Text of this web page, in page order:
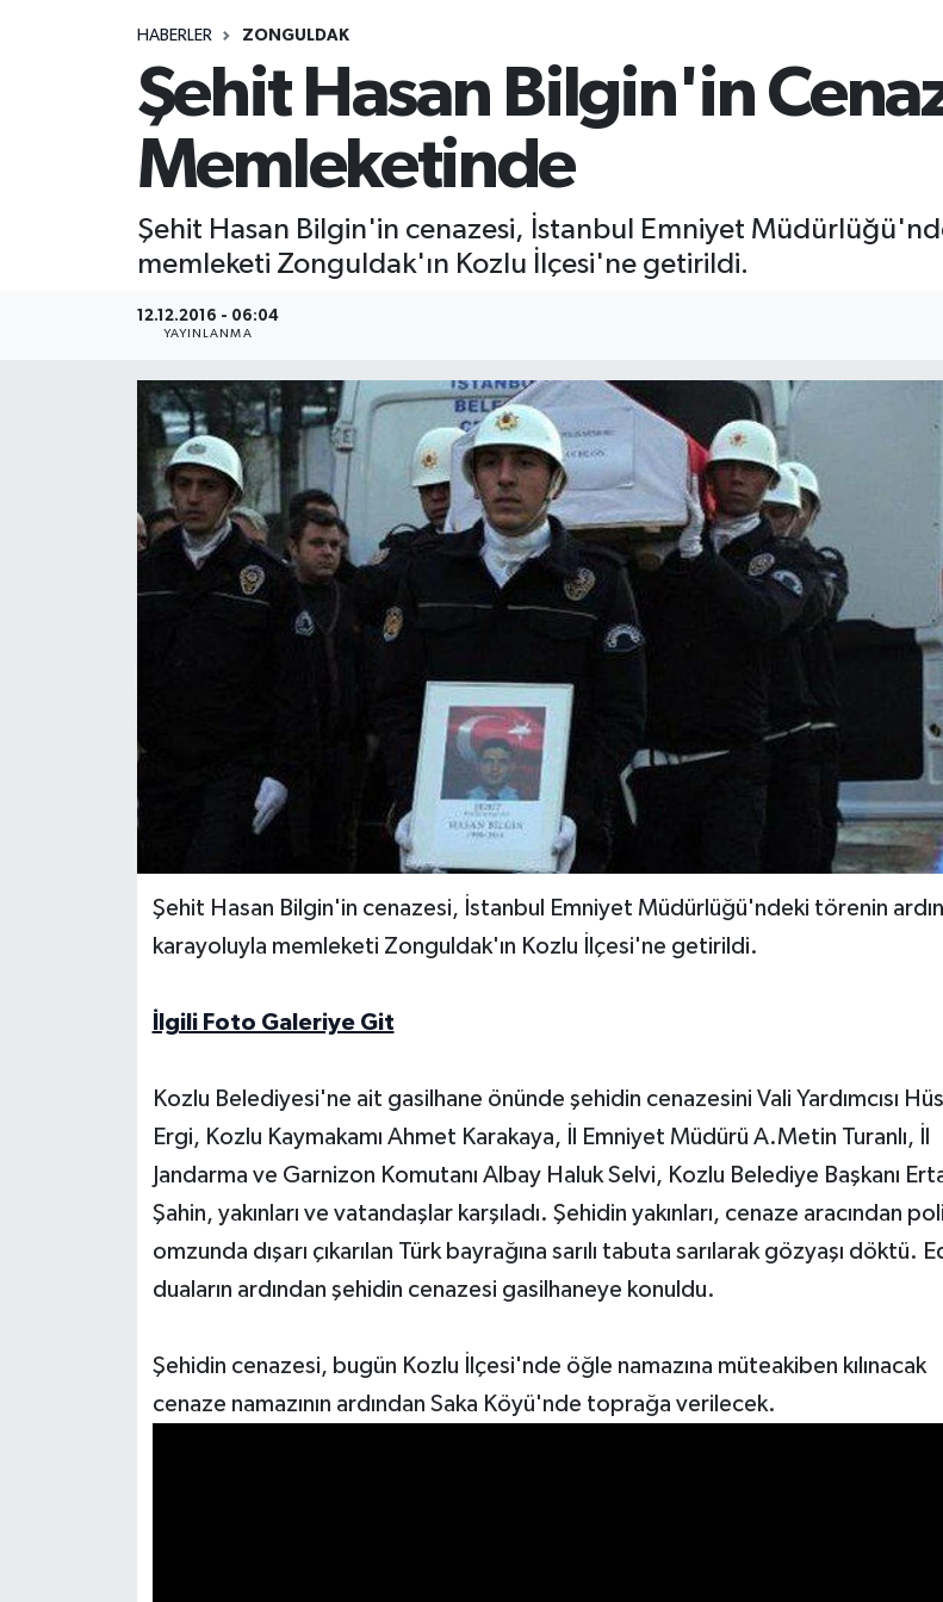
HABERLER ZONGULDAK
Şehit Hasan Bilgin'in
Memleketinde
Şehit Hasan Bilgin'in cenazesi, İstanbul Emniyet
memleketi Zonguldak'ın Kozlu İlçesi'ne getirildi.
12.12.2016 - 06:04
YAYINLANMA
Şehit Hasan Bilgin'in cenazesi, İstanbul Emniyet Müdürlüğü'ndeki törenin
karayoluyla memleketi Zonguldak'ın Kozlu İlçesi'ne getirildi.
İlgili Foto Galeriye Git
Kozlu Belediyesi'ne ait gasilhane önünde şehidin cenazesini Vali Yardımcısı
Ergi, Kozlu Kaymakamı Ahmet Karakaya, İl Emniyet Müdürü A.Metin Turanlı, İl
Jandarma ve Garnizon Komutanı Albay Haluk Selvi, Kozlu Belediye Başkanı
Şahin, yakınları ve vatandaşlar karşıladı. Şehidin yakınları, cenaze aracından
omzunda dışarı çıkarılan Türk bayrağına sarılı tabuta sarılarak gözyaşı döktü.
duaların ardından şehidin cenazesi gasilhaneye konuldu.
Şehidin cenazesi, bugün Kozlu İlçesi'nde öğle namazına müteakiben kılınacak
cenaze namazının ardından Saka Köyü'nde toprağa verilecek.
Sivil Toplum
Yerel Yönetimler